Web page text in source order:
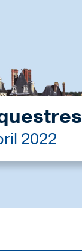
2022